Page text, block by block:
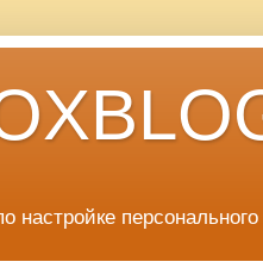
настройке